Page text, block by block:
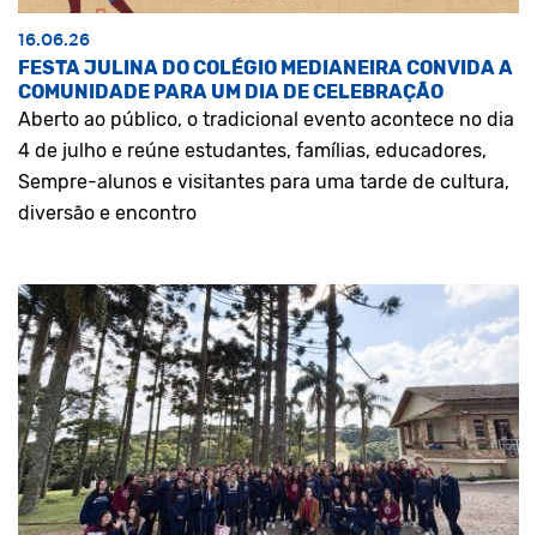
16.06.26
FESTA JULINA DO COLÉGIO MEDIANEIRA CONVIDA A
COMUNIDADE PARA UM DIA DE CELEBRAÇÃO
Aberto ao público, o tradicional evento acontece no dia
4 de julho e reúne estudantes, famílias, educadores,
Sempre-alunos e visitantes para uma tarde de cultura,
diversão e encontro